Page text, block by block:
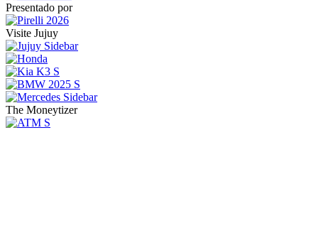
Presentado por
Visite Jujuy
The Moneytizer